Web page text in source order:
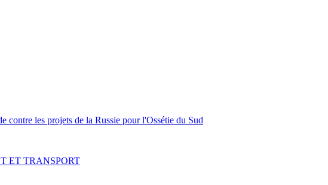
contre les projets de la Russie pour l'Ossétie du Sud
ET TRANSPORT